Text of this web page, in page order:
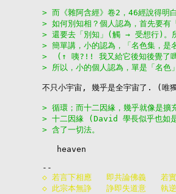
> 而《雜阿含經》卷2，46經說得明
> 如何別知相？個人認為，首先要
> 還要去「別知」(觸 → 受想行)。
> 簡單講，小的認為，「名色集，是
>  (↑ 咦?!! 我又給它後知後覺
> 所以，小的個人認為，單是「名色
不只小宇宙, 幾乎是全宇宙了. (唯
> 循環；而十二因緣，幾乎就像是擴
> 十二因緣 (David 學長似乎也如
> 含了一切法。
   heaven
◇ 若言下相應   即共論佛義   若
◇ 此宗本無諍   諍即失道意   執